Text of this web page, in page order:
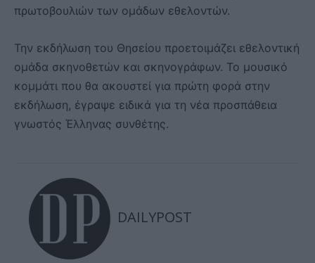
πρωτοβουλιών των ομάδων εθελοντών.
Την εκδήλωση του Θησείου προετοιμάζει εθελοντική
ομάδα σκηνοθετών και σκηνογράφων. Το μουσικό
κομμάτι που θα ακουστεί για πρώτη φορά στην
εκδήλωση, έγραψε ειδικά για τη νέα προσπάθεια
γνωστός Έλληνας συνθέτης.
DAILYPOST